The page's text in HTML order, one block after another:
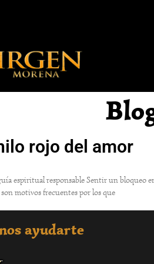
rojo del amor
espiritual responsable Sentir un bloqueo
motivos frecuentes por los que
ayudarte